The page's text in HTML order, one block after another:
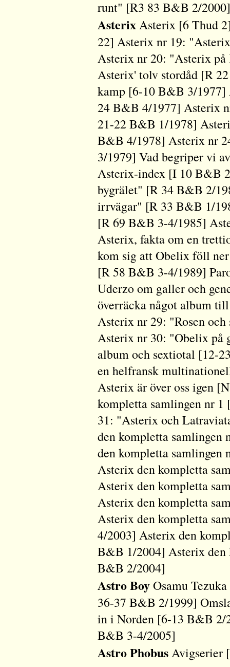
runt" [R3 83 B&B 2/2000]
AsterixAsterix [6 Thud
22] Asterix nr 19:
Asterix nr 20: "Asterix
Asterix' tolv stordåd [R
kamp [6-10 B&B 3/1977]
24 B&B 4/1977] Asterix
21-22 B&B 1/1978]
B&B 4/1978] Asterix nr
3/1979] Vad begriper vi
Asterix-index [I 10 B&B
bygrälet" [R 34 B&B 2/
irrvägar" [R 33 B&B 1/
[R 69 B&B 3-4/1985]
Asterix, fakta om en
kom sig att Obelix föll
[R 58 B&B 3-4/1989]
Uderzo om galler och
överräcka något album
Asterix nr 29: "Rosen
Asterix nr 30: "Obelix på
album och sextiotal [12-
en helfransk
Asterix är över oss igen
kompletta samlingen nr
31: "Asterix och
den kompletta
den kompletta
Asterix den kompletta
Asterix den kompletta
Asterix den kompletta
Asterix den kompletta
4/2003] Asterix den
B&B 1/2004] Asterix den
B&B 2/2004]
Astro BoyOsamu
36-37 B&B 2/1999]
in i Norden [6-13 B&B 2/
B&B 3-4/2005]
Astro PhobusAvigserier